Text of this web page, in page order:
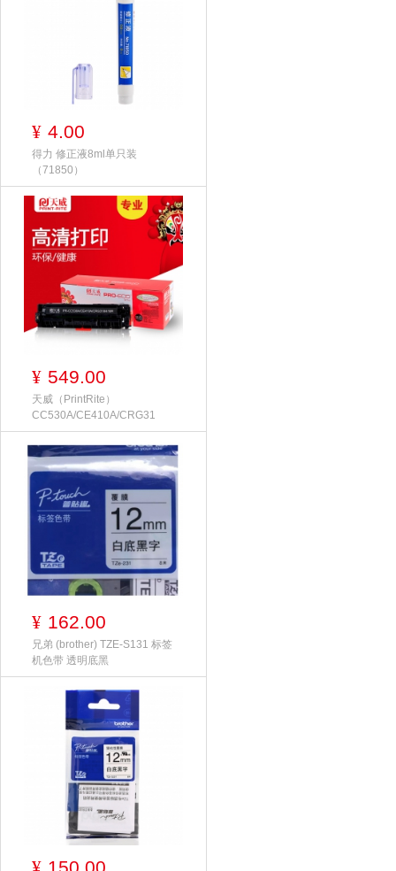
¥ 4.00
得力 修正液8ml单只装
（71850）
¥ 549.00
天威（PrintRite）
CC530A/CE410A/CRG31
¥ 162.00
兄弟 (brother) TZE-S131 标签
机色带 透明底黑